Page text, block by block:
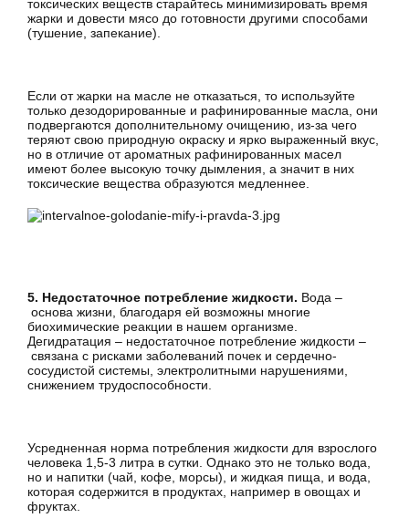
токсических веществ старайтесь минимизировать время
жарки и довести мясо до готовности другими способами
(тушение, запекание).
Если от жарки на масле не отказаться, то используйте
только дезодорированные и рафинированные масла, они
подвергаются дополнительному очищению, из-за чего
теряют свою природную окраску и ярко выраженный вкус,
но в отличие от ароматных рафинированных масел
имеют более высокую точку дымления, а значит в них
токсические вещества образуются медленнее.
5. Недостаточное потребление жидкости. Вода –
основа жизни, благодаря ей возможны многие
биохимические реакции в нашем организме.
Дегидратация – недостаточное потребление жидкости –
связана с рисками заболеваний почек и сердечно-
сосудистой системы, электролитными нарушениями,
снижением трудоспособности.
Усредненная норма потребления жидкости для взрослого
человека 1,5-3 литра в сутки. Однако это не только вода,
но и напитки (чай, кофе, морсы), и жидкая пища, и вода,
которая содержится в продуктах, например в овощах и
фруктах.